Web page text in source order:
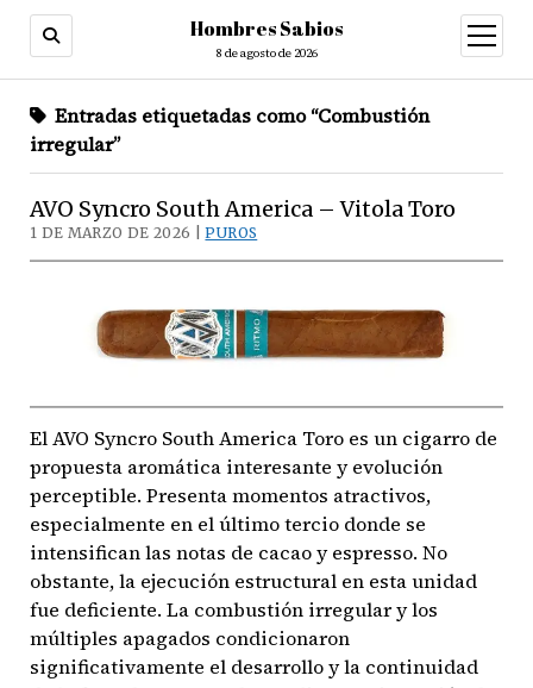
Hombres Sabios
8 de agosto de 2026
abrir
menú
Entradas etiquetadas como “Combustión
irregular”
AVO Syncro South America – Vitola Toro
1 DE MARZO DE 2026 |PUROS
El AVO Syncro South America Toro es un cigarro de
propuesta aromática interesante y evolución
perceptible. Presenta momentos atractivos,
especialmente en el último tercio donde se
intensifican las notas de cacao y espresso. No
obstante, la ejecución estructural en esta unidad
fue deficiente. La combustión irregular y los
múltiples apagados condicionaron
significativamente el desarrollo y la continuidad